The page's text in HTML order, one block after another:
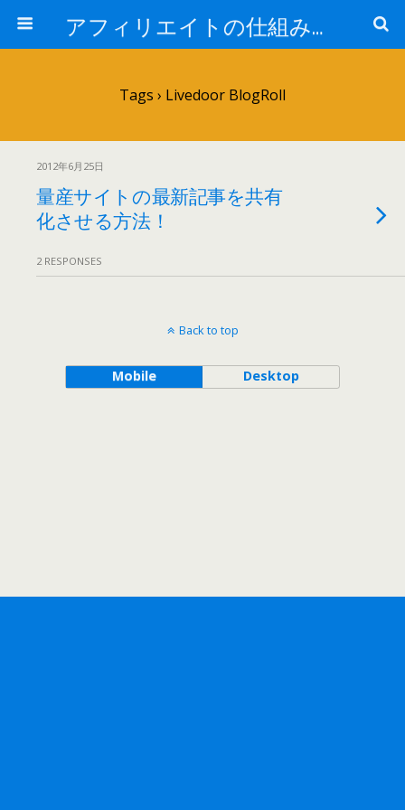
アフィリエイトの仕組みがカギだ！最新ノウハウの全貌を学習！
Tags › Livedoor BlogRoll
2012年6月25日
量産サイトの最新記事を共有
化させる方法！
2 RESPONSES
Back to top
Mobile Desktop